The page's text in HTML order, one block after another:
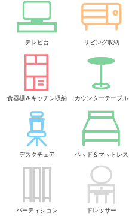
テレビ台 リビング収納
食器棚＆キッチン収納 カウンターテーブル
デスクチェア ベッド＆マットレス
パーティション ドレッサー